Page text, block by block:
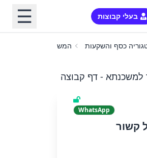
בעלי קבוצות ☰
כסף והשקעות המשכין - הכל קשור
למשכנתא - דף קבוצה
WhatsApp
קשור